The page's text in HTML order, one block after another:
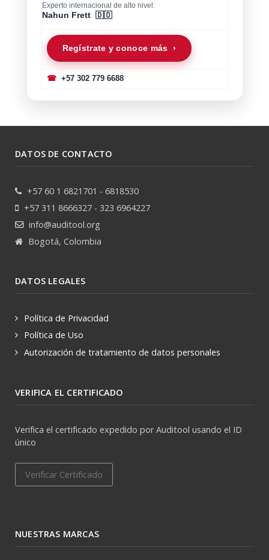
Experto internacional de alto nivel:
Nahun Frett 🇩🇴
Regístrate y conoce más ›
☎+57 302 779 6688
DATOS DE CONTACTO
+57 60 1 6821701 - 6818530
+57 311 8666327 - 323 6964227
info@auditool.org
Bogotá, Colombia
DATOS LEGALES
Política de Privacidad
Política de Uso
Autorización de tratamiento de datos personales
VERIFICA EL CERTIFICADO
Verifica el certificado expedido por Auditool usando el ID
único
Verificar Certificado
NUESTRAS MARCAS